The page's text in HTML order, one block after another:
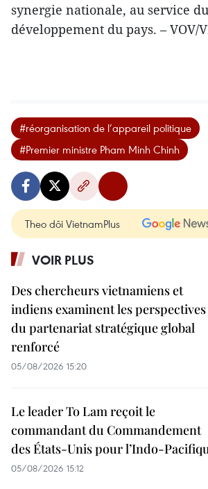
synergie nationale, au service du
développement du pays. – VOV/
#réorganisation de l’appareil politique
#Premier ministre Pham Minh Chinh
Theo dõi VietnamPlus
VOIR PLUS
Des chercheurs vietnamiens et
indiens examinent les perspectives
du partenariat stratégique global
renforcé
05/08/2026 15:20
Le leader To Lam reçoit le
commandant du Commandement
des États-Unis pour l’Indo-
05/08/2026 15:12